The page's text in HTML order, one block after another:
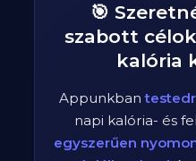
🎯
szabott
kalória
Appunkban
napi kalória- és
egyszerűen